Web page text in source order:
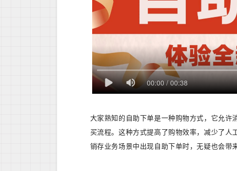
大家熟知的自助下单是一种购物方式，它允许
买流程。这种方式提高了购物效率，减少了
销存业务场景中出现自助下单时，无疑也会带